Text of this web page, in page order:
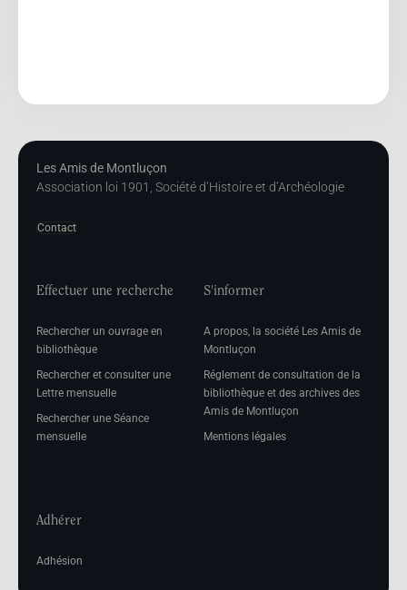
Les Amis de Montluçon
Association loi 1901, Société d’Histoire et d’Archéologie
Contact
Effectuer une recherche
Rechercher un ouvrage en
bibliothèque
Rechercher et consulter une
Lettre mensuelle
Rechercher une Séance
mensuelle
S'informer
A propos, la société Les Amis de
Montluçon
Réglement de consultation de la
bibliothèque et des archives des
Amis de Montluçon
Mentions légales
Adhérer
Adhésion